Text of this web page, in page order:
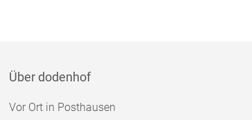
Über dodenhof
Vor Ort in Posthausen